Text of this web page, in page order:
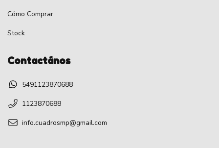
Cómo Comprar
Stock
Contactános
5491123870688
1123870688
info.cuadrosmp@gmail.com